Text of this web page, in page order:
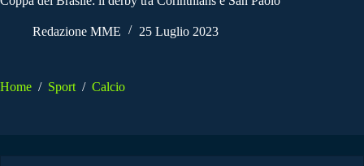
Redazione MME 25 Luglio 2023
Home / Sport / Calcio